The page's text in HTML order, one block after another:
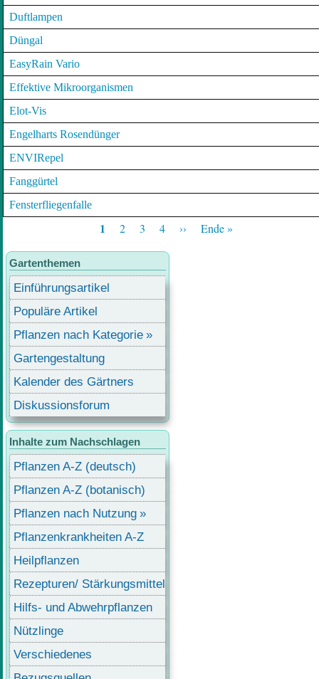
Duftlampen
Düngal
EasyRain Vario
Effektive Mikroorganismen
Elot-Vis
Engelharts Rosendünger
ENVIRepel
Fanggürtel
Fensterfliegenfalle
Aktuelle
Seite
1 Page
2 Page
3 Page
4
Nächste
Seite
››
Letzte
Seite
Ende »
Gartenthemen
Einführungsartikel
Populäre Artikel
Pflanzen nach Kategorie
Gartengestaltung
Kalender des Gärtners
Diskussionsforum
Inhalte zum Nachschlagen
Pflanzen A-Z (deutsch)
Pflanzen A-Z (botanisch)
Pflanzen nach Nutzung
Pflanzenkrankheiten A-Z
Heilpflanzen
Rezepturen/ Stärkungsmittel
Hilfs- und Abwehrpflanzen
Nützlinge
Verschiedenes